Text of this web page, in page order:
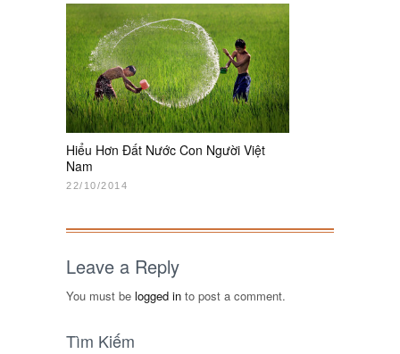
Hiểu Hơn Đất Nước Con Người Việt
Nam
22/10/2014
Leave a Reply
You must be logged in to post a comment.
Tìm Kiếm